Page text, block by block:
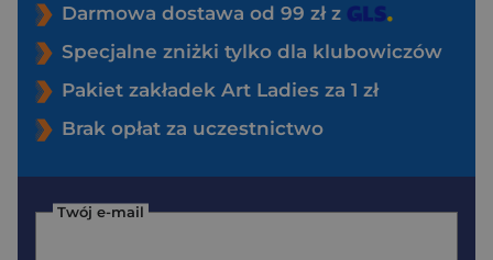
Darmowa dostawa od 99 zł z
Specjalne zniżki tylko dla klubowiczów
Pakiet zakładek Art Ladies za 1 zł
Brak opłat za uczestnictwo
Twój e-mail